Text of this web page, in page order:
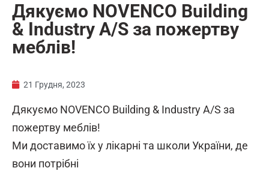
Дякуємо NOVENCO Building
& Industry A/S за пожертву
меблів!
21 Грудня, 2023
Дякуємо NOVENCO Building & Industry A/S за
пожертву меблів!
Ми доставимо їх у лікарні та школи України, де
вони потрібні